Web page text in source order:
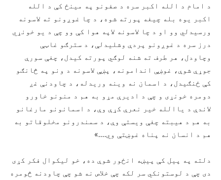
د امام د الله اکبر سره د صفونو په مینځ کې د الله
اکبر یوه بله چیغه پورته شوه، د چا غوږونو ته لاسونه
ورسیدلي وو او د چا لاسونه لاپه هوا کې وو چې د یو خونړي
درز سره د غوږونو پردې وشلیدلې، د سترګو غاټې
وچاودل، هر طرف ته شنه لوګي پورته کیدل، چغې سورې
جوړې شوې، غوښې اندامونه، پښې لاسونه د ونو په څانګو
کې ځنګیدل، د اسمان نه وینه وریدله، د چاودنې غږ
دومره خونړی و چې د ادیرې مړو به هم د منونو خاورو
لاندې د یاالله خیر نعرې کړې وې، د اسمانونو مارغانو
به هم د هیبته چغې ویستې وې، د سمندرونو مخلوقاتو به
هم د انسان نه پناه غوښتې وي….»
دلته په پيل کې پيښه انځور شوې ده، خو لیکوال فکر کړی
دی چې د لوستونکي سر لکه چې خلاص نه شو چې چاودنه څومره